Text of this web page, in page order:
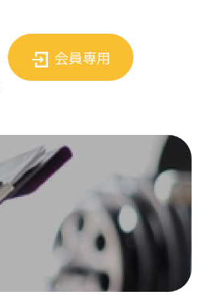
会員専用